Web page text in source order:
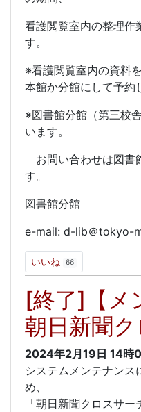
看護閲覧室内の整理作
す。
※看護閲覧室内の資料
本館か分館にして予約
※図書館分館（第三校
います。
お問い合わせは図書
す。
図書館分館
e-mail: d-lib＠tokyo-
いいね 66
[終了]【メ
朝日新聞
2024年2月19日 14時
システムメンテナンス
め、
「朝日新聞クロスサー